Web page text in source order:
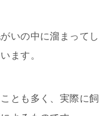
いの中に溜まってし
ます。
とも多く、実際に飼